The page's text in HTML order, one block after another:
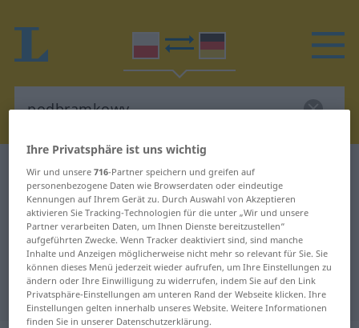
Polnisch-Deutsch Wörterbuch podbramkowy
Polnisch-Deutsch Übersetzung für
"podbramkowy"
"podbramkowy" Deutsch
Übersetzung
Ihre Privatsphäre ist uns wichtig
Wir und unsere716-Partner speichern und greifen auf
personenbezogene Daten wie Browserdaten oder eindeutige
Kennungen auf Ihrem Gerät zu. Durch Auswahl von Akzeptieren
aktivieren Sie Tracking-Technologien für die unter „Wir und unsere
Partner verarbeiten Daten, um Ihnen Dienste bereitzustellen“
aufgeführten Zwecke. Wenn Tracker deaktiviert sind, sind manche
Inhalte und Anzeigen möglicherweise nicht mehr so relevant für Sie. Sie
können dieses Menü jederzeit wieder aufrufen, um Ihre Einstellungen zu
ändern oder Ihre Einwilligung zu widerrufen, indem Sie auf den Link
Privatsphäre-Einstellungen am unteren Rand der Webseite klicken. Ihre
Einstellungen gelten innerhalb unseres Website. Weitere Informationen
finden Sie in unserer Datenschutzerklärung.